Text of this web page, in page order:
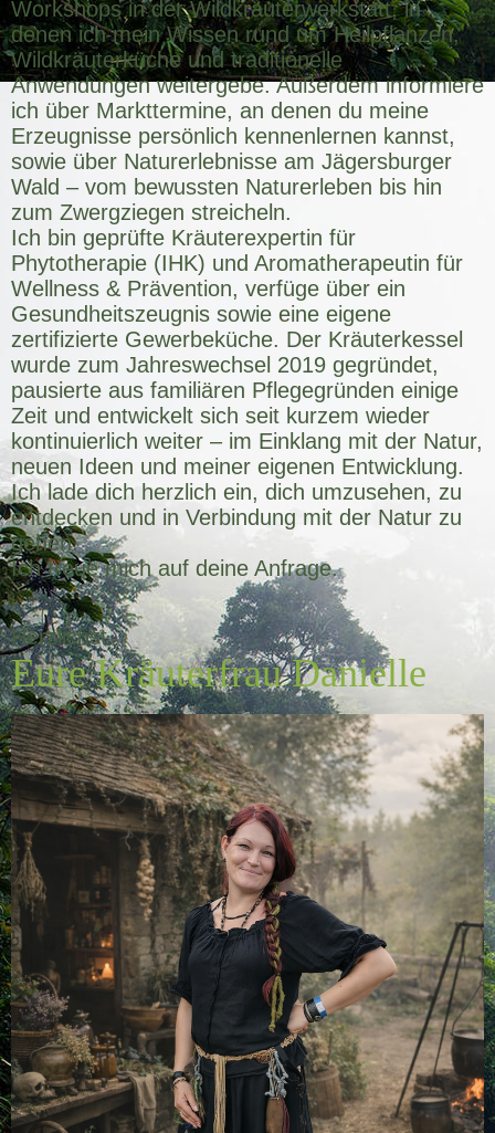
Workshops in der Wildkräuterwerkstatt, in
denen ich mein Wissen rund um Heilpflanzen,
Wildkräuterküche und traditionelle
Anwendungen weitergebe. Außerdem informiere
ich über Markttermine, an denen du meine
Erzeugnisse persönlich kennenlernen kannst,
sowie über Naturerlebnisse am Jägersburger
Wald – vom bewussten Naturerleben bis hin
zum Zwergziegen streicheln.
Ich bin geprüfte Kräuterexpertin für
Phytotherapie (IHK) und Aromatherapeutin für
Wellness & Prävention, verfüge über ein
Gesundheitszeugnis sowie eine eigene
zertifizierte Gewerbeküche. Der Kräuterkessel
wurde zum Jahreswechsel 2019 gegründet,
pausierte aus familiären Pflegegründen einige
Zeit und entwickelt sich seit kurzem wieder
kontinuierlich weiter – im Einklang mit der Natur,
neuen Ideen und meiner eigenen Entwicklung.
Ich lade dich herzlich ein, dich umzusehen, zu
entdecken und in Verbindung mit der Natur zu
gehen.
Ich freue mich auf deine Anfrage.
Herzlichst
Eure Kräuterfrau Danielle